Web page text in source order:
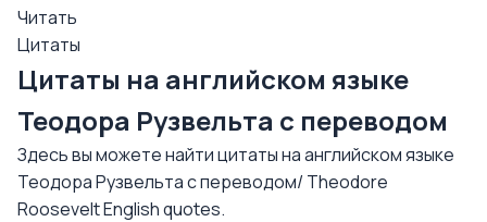
Читать
Цитаты
Цитаты на английском языке
Теодора Рузвельта с переводом
Здесь вы можете найти цитаты на английском языке
Теодора Рузвельта с переводом/ Theodore
Roosevelt English quotes.